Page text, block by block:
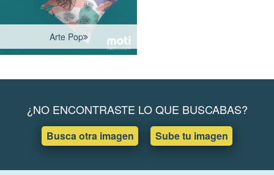
Arte Pop
¿NO ENCONTRASTE LO QUE BUSCABAS?
Busca otra imagen Sube tu imagen